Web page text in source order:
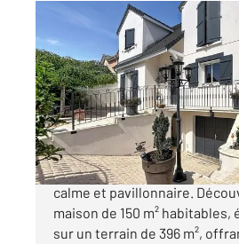
MORSANG SUR ORGE 91
151 m
, 6 pièces
Ref : 9080
Maison à vendre
530 000 €
A MORSANG SUR ORGE -
calme et pavillonnaire.
maison de 150 m² habitables,
sur un terrain de 396 m²,